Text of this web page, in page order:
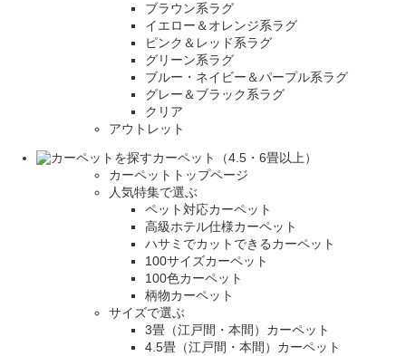
ブラウン系ラグ
イエロー＆オレンジ系ラグ
ピンク＆レッド系ラグ
グリーン系ラグ
ブルー・ネイビー＆パープル系ラグ
グレー＆ブラック系ラグ
クリア
アウトレット
カーペット（4.5・6畳以上）
カーペットトップページ
人気特集で選ぶ
ペット対応カーペット
高級ホテル仕様カーペット
ハサミでカットできるカーペット
100サイズカーペット
100色カーペット
柄物カーペット
サイズで選ぶ
3畳（江戸間・本間）カーペット
4.5畳（江戸間・本間）カーペット